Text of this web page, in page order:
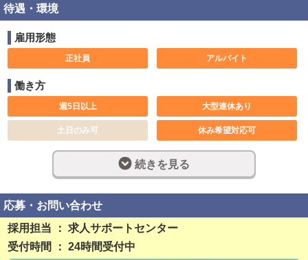
待遇・環境
雇用形態
正社員 アルバイト
働き方
週5日以上 大型連休あり
土日のみ可 休み希望対応可
長期歓迎 週休2日制
完全週休2日制 フルタイム
深夜勤務
残業なし
稼ぎ方
続きを見る
応募・お問い合わせ
採用担当 ： 求人サポートセンター
受付時間 ： 24時間受付中